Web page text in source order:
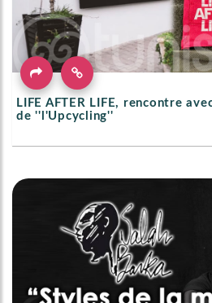
LIFE AFTER LIFE, rencontre
de ''l'Upcycling''